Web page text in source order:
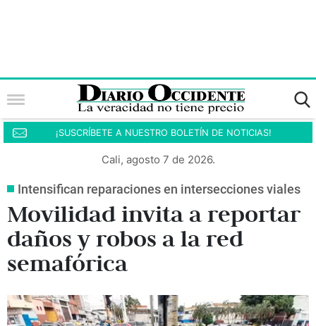
¡SUSCRÍBETE A NUESTRO BOLETÍN DE NOTICIAS!
Cali, agosto 7 de 2026.
Intensifican reparaciones en intersecciones viales
Movilidad invita a reportar
daños y robos a la red
semafórica